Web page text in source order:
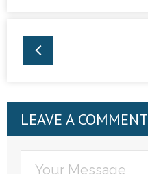
LEAVE A COMMENT